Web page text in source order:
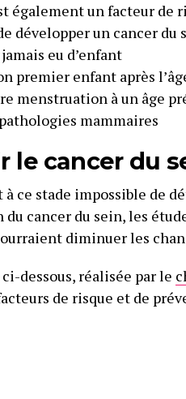
également un facteur de
développer un cancer du
eu d’enfant
premier enfant après
menstruation à un âge
mammaires
le cancer du
à ce stade impossible de
du cancer du sein, les
diminuer les
dessous, réalisée par le
de risque et de